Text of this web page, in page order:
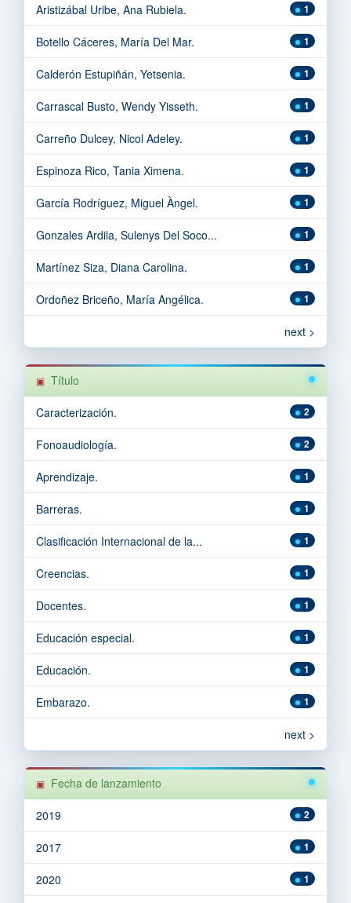
1
Aristizábal Uribe, Ana Rubiela.
1
Botello Cáceres, María Del Mar.
1
Calderón Estupiñán, Yetsenia.
1
Carrascal Busto, Wendy Yisseth.
1
Carreño Dulcey, Nicol Adeley.
1
Espinoza Rico, Tania Ximena.
1
García Rodríguez, Miguel Àngel.
1
Gonzales Ardila, Sulenys Del Soco...
1
Martínez Siza, Diana Carolina.
1
Ordoñez Briceño, María Angélica.
next >
Título
2
Caracterización.
2
Fonoaudiología.
1
Aprendizaje.
1
Barreras.
1
Clasificación Internacional de la...
1
Creencias.
1
Docentes.
1
Educación especial.
1
Educación.
1
Embarazo.
next >
Fecha de lanzamiento
2
2019
1
2017
1
2020